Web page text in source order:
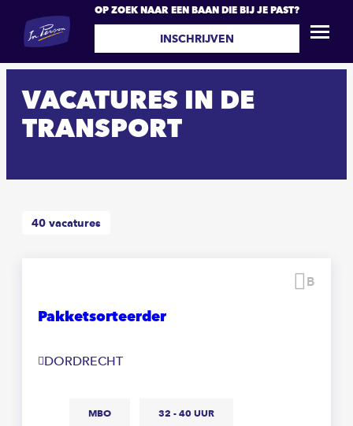
OP ZOEK NAAR EEN BAAN DIE BIJ JE PAST?
INSCHRIJVEN
VACATURES IN DE
TRANSPORT
40 vacatures
Pakketsorteerder
DORDRECHT
MBO 32 - 40 UUR